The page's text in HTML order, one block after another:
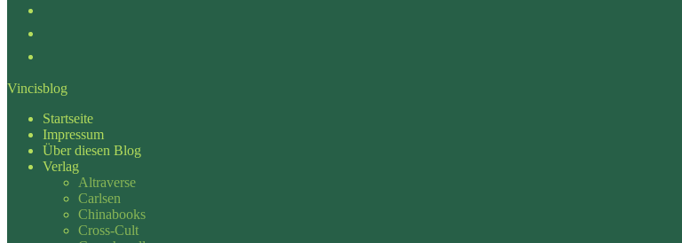
Vincisblog
Startseite
Impressum
Über diesen Blog
Verlag
Altraverse
Carlsen
Chinabooks
Cross-Cult